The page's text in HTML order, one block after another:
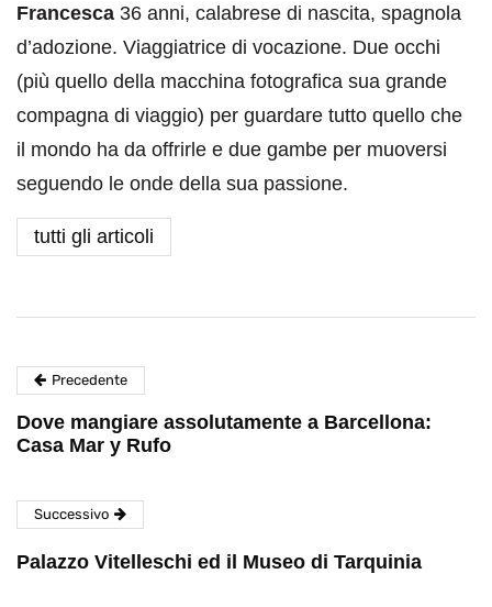
Francesca 36 anni, calabrese di nascita, spagnola
d’adozione. Viaggiatrice di vocazione. Due occhi
(più quello della macchina fotografica sua grande
compagna di viaggio) per guardare tutto quello che
il mondo ha da offrirle e due gambe per muoversi
seguendo le onde della sua passione.
tutti gli articoli
Precedente
Dove mangiare assolutamente a Barcellona:
Casa Mar y Rufo
Successivo
Palazzo Vitelleschi ed il Museo di Tarquinia